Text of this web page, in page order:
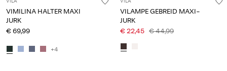
VIMILINA HALTER MAXI
JURK
€ 69,99
+4
VILAMPE GEBREID MAXI-
JURK
€ 22,45 € 44,99